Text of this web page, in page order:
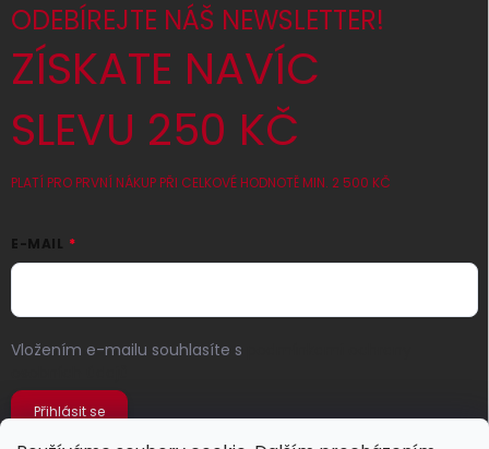
ODEBÍREJTE NÁŠ NEWSLETTER!
ZÍSKATE NAVÍC
SLEVU 250 KČ
PLATÍ PRO PRVNÍ NÁKUP PŘI CELKOVÉ HODNOTĚ MIN. 2 500 KČ
E-MAIL
Vložením e-mailu souhlasíte s
Přihlásit se